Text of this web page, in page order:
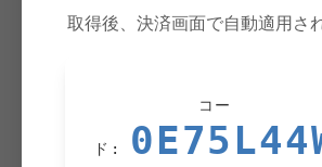
取得後、決済画面で自動適用さ
コー
ド: